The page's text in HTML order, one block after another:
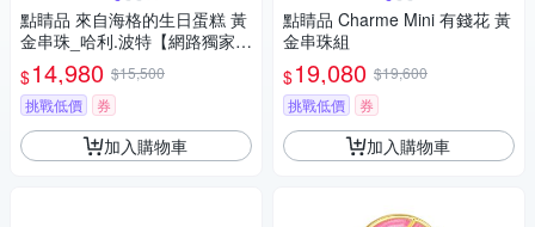
點睛品 來自海格的生日蛋糕 黃
金串珠_哈利.波特【網路獨家
款】
$14,980 $15,500
挑戰低價
券
加入購物車
點睛品 Charme Mini 有錢花 黃
金串珠組
$19,080 $19,600
挑戰低價
券
加入購物車